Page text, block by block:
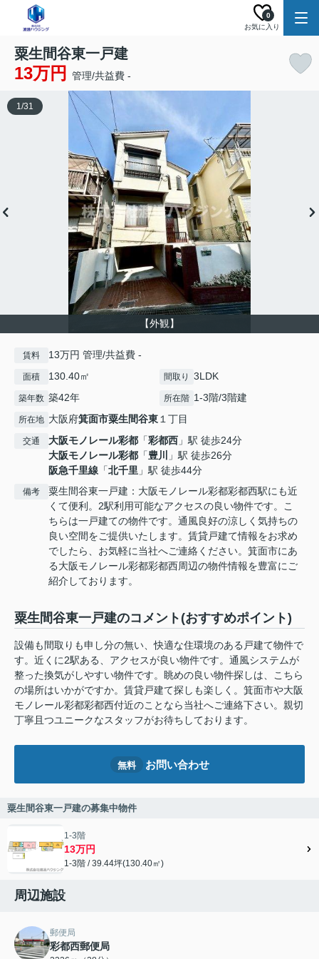
お気に入り
0
粟生間谷東一戸建
13万円 管理/共益費 -
【外観】
1/31
賃料 13万円 管理/共益費 -
面積 130.40㎡ 間取り 3LDK
築年数 築42年 所在階 1-3階/3階建
所在地 大阪府箕面市粟生間谷東１丁目
交通 大阪モノレール彩都 「彩都西 」駅 徒歩24分
大阪モノレール彩都 「豊川
」駅 徒歩26分
阪急千里線 「北千里 」駅 徒歩44分
備考
粟生間谷東一戸建：大阪モノレール彩都彩都西駅にも近
くて便利。2駅利用可能なアクセスの良い物件です。こ
ちらは一戸建ての物件です。通風良好の涼しく気持ちの
良い空間をご提供いたします。賃貸戸建て情報をお求め
でしたら、お気軽に当社へご連絡ください。箕面市にあ
る大阪モノレール彩都彩都西周辺の物件情報を豊富にご
紹介しております。
粟生間谷東一戸建のコメント(おすすめポイント)
設備も間取りも申し分の無い、快適な住環境のある戸建て物件で
す。近くに2駅ある、アクセスが良い物件です。通風システムが
整った換気がしやすい物件です。眺めの良い物件探しは、こちら
の場所はいかがですか。賃貸戸建て探しも楽しく。箕面市や大阪
モノレール彩都彩都西付近のことなら当社へご連絡下さい。親切
丁寧且つユニークなスタッフがお待ちしております。
無料 お問い合わせ
粟生間谷東一戸建の募集中物件
1-3階
13万円
1-3階 / 39.44坪(130.40㎡)
周辺施設
郵便局
彩都西郵便局